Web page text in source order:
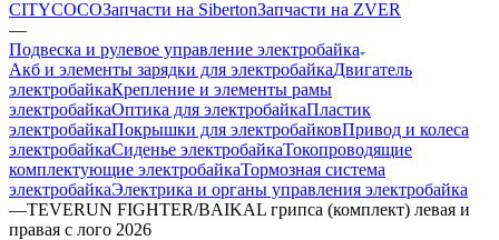
CITYCOCOЗапчасти на SibertonЗапчасти на ZVER
—
Подвеска и рулевое управление электробайка
Акб и элементы зарядки для электробайкаДвигатель
электробайкаКрепление и элементы рамы
электробайкаОптика для электробайкаПластик
электробайкаПокрышки для электробайковПривод и колеса
электробайкаСиденье электробайкаТокопроводящие
комплектующие электробайкаТормозная система
электробайкаЭлектрика и органы управления электробайка
—TEVERUN FIGHTER/BAIKAL грипса (комплект) левая и
правая с лого 2026